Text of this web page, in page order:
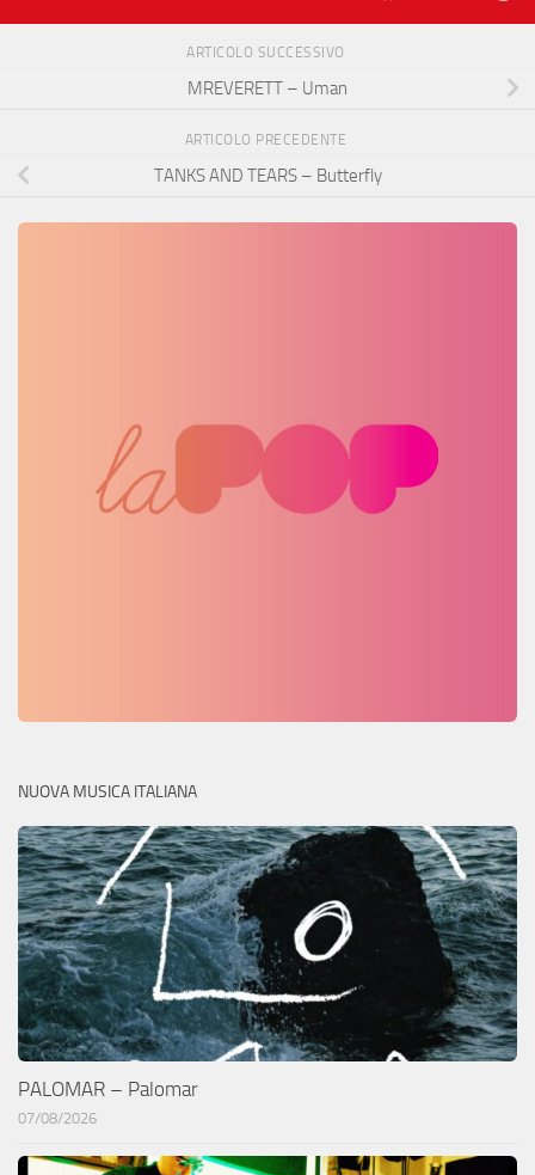
ARTICOLO SUCCESSIVO
MREVERETT – Uman
ARTICOLO PRECEDENTE
TANKS AND TEARS – Butterfly
NUOVA MUSICA ITALIANA
PALOMAR – Palomar
07/08/2026